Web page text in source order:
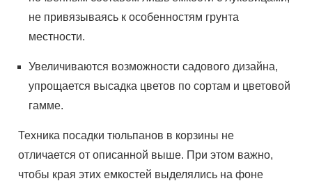
не привязываясь к особенностям грунта
местности.
Увеличиваются возможности садового дизайна,
упрощается высадка цветов по сортам и цветовой
гамме.
Техника посадки тюльпанов в корзины не
отличается от описанной выше. При этом важно,
чтобы края этих емкостей выделялись на фоне